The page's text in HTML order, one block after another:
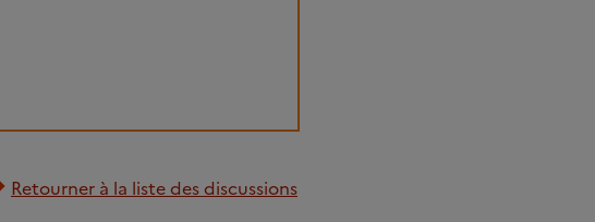
Retourner à la liste des discussions